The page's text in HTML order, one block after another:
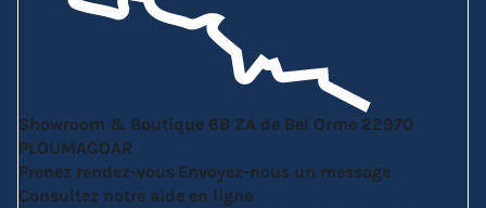
Showroom & Boutique 6B ZA de Bel Orme 22970
PLOUMAGOAR
Prenez rendez-vous Envoyez-nous un message
Consultez notre aide en ligne